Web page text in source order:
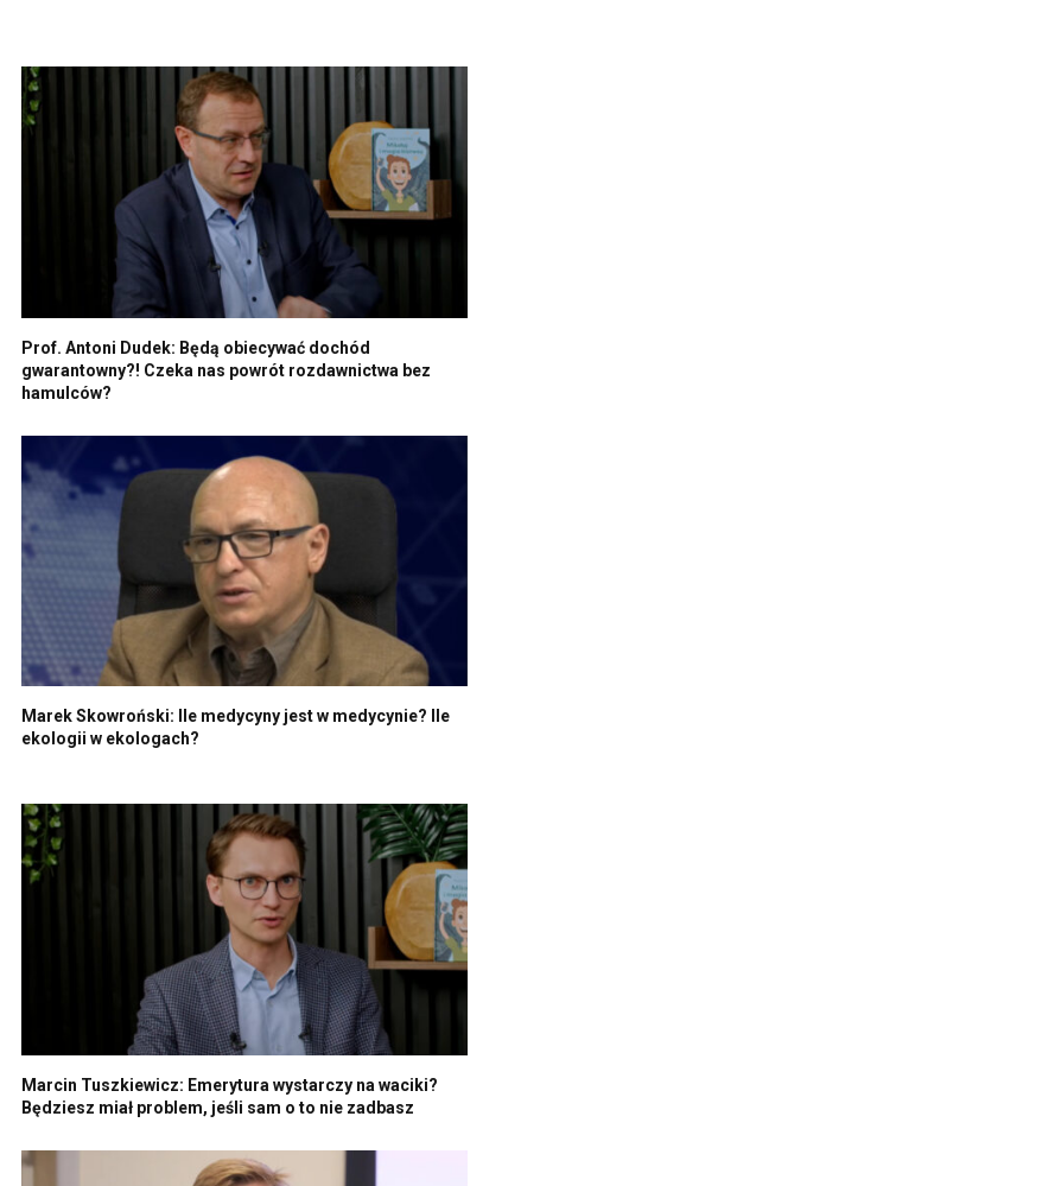
Prof. Antoni Dudek: Będą obiecywać dochód
gwarantowny?! Czeka nas powrót rozdawnictwa bez
hamulców?
Marek Skowroński: Ile medycyny jest w medycynie? Ile
ekologii w ekologach?
Marcin Tuszkiewicz: Emerytura wystarczy na waciki?
Będziesz miał problem, jeśli sam o to nie zadbasz